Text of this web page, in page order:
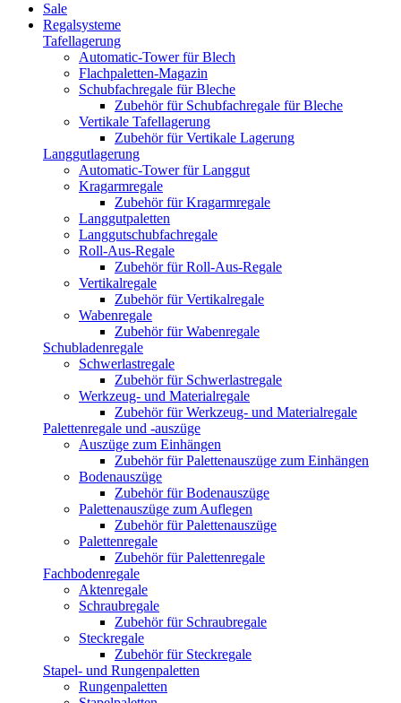
Sale
Regalsysteme
Tafellagerung
Automatic-Tower für Blech
Flachpaletten-Magazin
Schubfachregale für Bleche
Zubehör für Schubfachregale für Bleche
Vertikale Tafellagerung
Zubehör für Vertikale Lagerung
Langgutlagerung
Automatic-Tower für Langgut
Kragarmregale
Zubehör für Kragarmregale
Langgutpaletten
Langgutschubfachregale
Roll-Aus-Regale
Zubehör für Roll-Aus-Regale
Vertikalregale
Zubehör für Vertikalregale
Wabenregale
Zubehör für Wabenregale
Schubladenregale
Schwerlastregale
Zubehör für Schwerlastregale
Werkzeug- und Materialregale
Zubehör für Werkzeug- und Materialregale
Palettenregale und -auszüge
Auszüge zum Einhängen
Zubehör für Palettenauszüge zum Einhängen
Bodenauszüge
Zubehör für Bodenauszüge
Palettenauszüge zum Auflegen
Zubehör für Palettenauszüge
Palettenregale
Zubehör für Palettenregale
Fachbodenregale
Aktenregale
Schraubregale
Zubehör für Schraubregale
Steckregale
Zubehör für Steckregale
Stapel- und Rungenpaletten
Rungenpaletten